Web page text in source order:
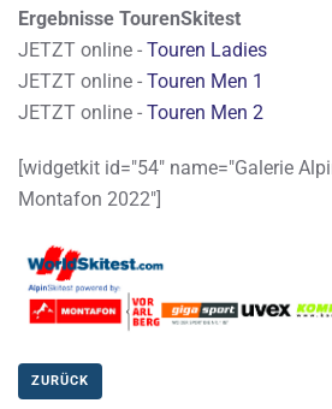
Ergebnisse TourenSkitest
JETZT online - Touren Ladies
JETZT online - Touren Men 1
JETZT online - Touren Men 2
[widgetkit id="54" name="Galerie
Montafon 2022"]
ZURÜCK